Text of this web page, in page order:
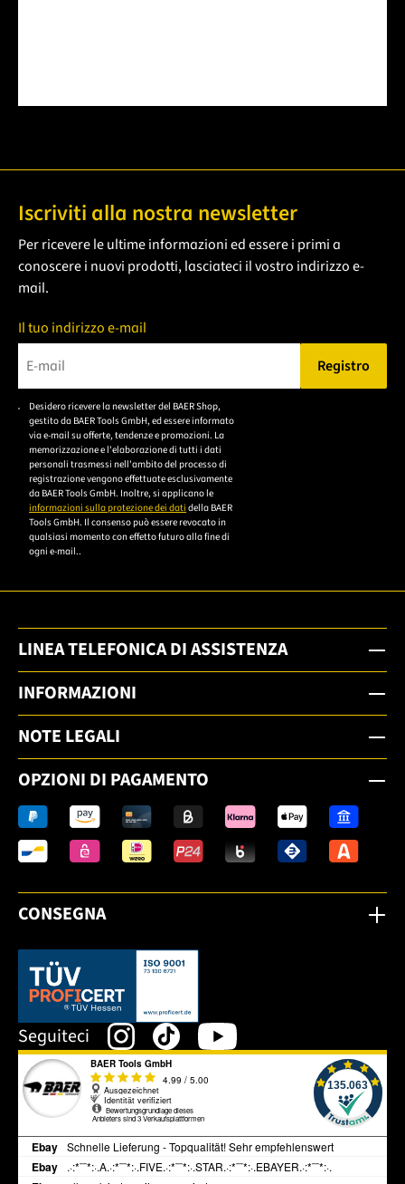
Iscriviti alla nostra newsletter
Per ricevere le ultime informazioni ed essere i primi a
conoscere i nuovi prodotti, lasciateci il vostro indirizzo e-
mail.
Il tuo indirizzo e-mail
Bitte geben Sie eine gültige E-Mail-Adresse ein.
Registro
Desidero ricevere la newsletter del BAER Shop,
gestito da BAER Tools GmbH, ed essere informato
via e-mail su offerte, tendenze e promozioni. La
memorizzazione e l'elaborazione di tutti i dati
personali trasmessi nell'ambito del processo di
registrazione vengono effettuate esclusivamente
da BAER Tools GmbH. Inoltre, si applicano le
informazioni sulla protezione dei dati della BAER
Tools GmbH. Il consenso può essere revocato in
qualsiasi momento con effetto futuro alla fine di
ogni e-mail..
LINEA TELEFONICA DI ASSISTENZA
INFORMAZIONI
NOTE LEGALI
OPZIONI DI PAGAMENTO
CONSEGNA
Dieser Link öffnet sich in einem neuen Tab.
Seguiteci